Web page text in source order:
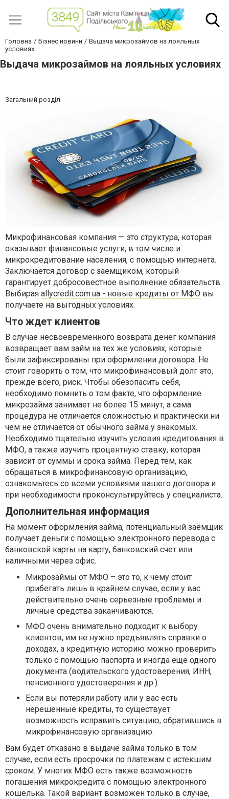
Головна Бізнес новини
Выдача микрозаймов на лояльных
условиях
Выдача микрозаймов на лояльных условиях
Загальний розділ
Микрофинансовая компания — это структура, которая
оказывает финансовые услуги, в том числе и
микрокредитование населения, с помощью интернета.
Заключается договор с заемщиком, который
гарантирует добросовестное выполнение обязательств.
Выбирая allycredit.com.ua - новые кредиты от МФО вы
получаете на выгодных условиях.
Что ждет клиентов
В случае несвоевременного возврата денег компания
возвращает вам займ на тех же условиях, которые
были зафиксированы при оформлении договора. Не
стоит говорить о том, что микрофинансовый долг это,
прежде всего, риск. Чтобы обезопасить себя,
необходимо помнить о том факте, что оформление
микрозайма занимает не более 15 минут, а сама
процедура не отличается сложностью и практически ни
чем не отличается от обычного займа у знакомых.
Необходимо тщательно изучить условия кредитования в
МФО, а также изучить процентную ставку, которая
зависит от суммы и срока займа. Перед тем, как
обращаться в микрофинансовую организацию,
ознакомьтесь со всеми условиями вашего договора и
при необходимости проконсультируйтесь у специалиста.
Дополнительная информация
На момент оформления займа, потенциальный заёмщик
получает деньги с помощью электронного перевода с
банковской карты на карту, банковский счет или
наличными через офис.
Микрозаймы от МФО – это то, к чему стоит
прибегать лишь в крайнем случае, если у вас
действительно очень серьезные проблемы и
личные средства заканчиваются.
МФО очень внимательно подходит к выбору
клиентов, им не нужно предъявлять справки о
доходах, а кредитную историю можно проверить
только с помощью паспорта и иногда еще одного
документа (водительского удостоверения, ИНН,
пенсионного удостоверения и др.).
Если вы потеряли работу или у вас есть
нерешенные кредиты, то существует
возможность исправить ситуацию, обратившись в
микрофинансовую организацию.
Вам будет отказано в выдаче займа только в том
случае, если есть просрочки по платежам с истекшим
сроком. У многих МФО есть также возможность
погашения микрокредита с помощью электронного
кошелька. Такой вариант возможен только в случае,